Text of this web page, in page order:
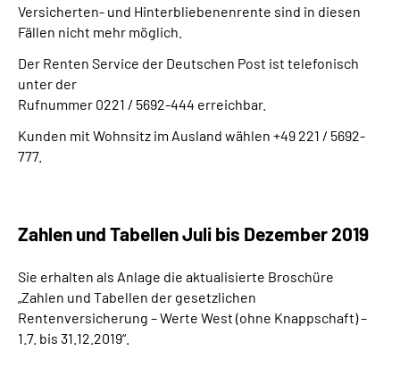
Versicherten- und Hinterbliebenenrente sind in diesen
Fällen nicht mehr möglich.
Der Renten Service der Deutschen Post ist telefonisch
unter der
Rufnummer 0221 / 5692-444 erreichbar.
Kunden mit Wohnsitz im Ausland wählen +49 221 / 5692-
777.
Zahlen und Tabellen Juli bis Dezember 2019
Sie erhalten als Anlage die aktualisierte Broschüre
„Zahlen und Tabellen der gesetzlichen
Rentenversicherung – Werte West (ohne Knappschaft) –
1.7. bis 31.12.2019“.